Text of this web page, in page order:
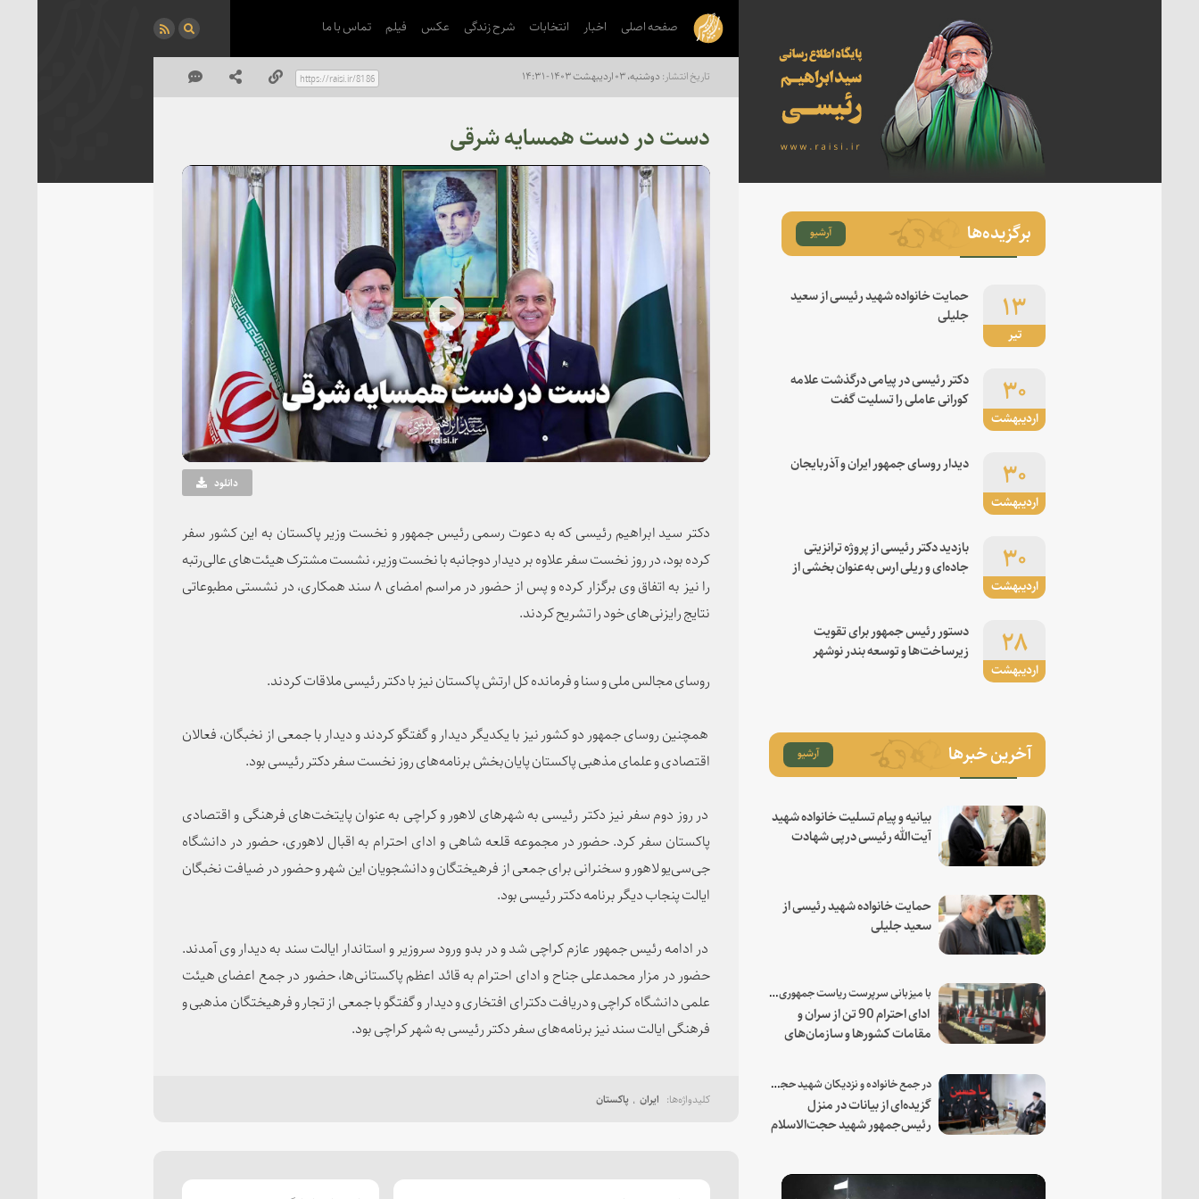
صفحه اصلی اخبار انتخابات شرح زندگی عکس فیلم تماس با ما
دوشنبه، ۰۳ اردیبهشت ۱۴۰۳ - ۱۴:۳۱
دست در دست همسایه شرقی
Play
Video
دانلود
دکتر سید ابراهیم رئیسی که به دعوت رسمی رئیس جمهور و نخست وزیر پاکستان به این کشور سفر
کرده بود، در روز نخست سفر علاوه بر دیدار دوجانبه با نخست وزیر، نشست مشترک هیئت‌های عالی‌رتبه
را نیز به اتفاق وی برگزار کرده و پس از حضور در مراسم امضای ۸ سند همکاری، در نشستی مطبوعاتی
نتایج رایزنی‌های خود را تشریح کردند.
روسای مجالس ملی و سنا و فرمانده کل ارتش پاکستان نیز با دکتر رئیسی ملاقات کردند.
همچنین روسای جمهور دو کشور نیز با یکدیگر دیدار و گفتگو کردند و دیدار با جمعی از نخبگان، فعالان
اقتصادی و علمای مذهبی پاکستان پایان‌بخش برنامه‌های روز نخست سفر دکتر رئیسی بود.
در روز دوم سفر نیز دکتر رئیسی به شهرهای لاهور و کراچی به عنوان پایتخت‌های فرهنگی و اقتصادی
پاکستان سفر کرد. حضور در مجموعه قلعه شاهی و ادای احترام به اقبال لاهوری، حضور در دانشگاه
جی‌سی‌یو لاهور و سخنرانی برای جمعی از فرهیختگان و دانشجویان این شهر و حضور در ضیافت نخبگان
ایالت پنجاب دیگر برنامه دکتر رئیسی بود.
در ادامه رئیس جمهور عازم کراچی شد و در بدو ورود سروزیر و استاندار ایالت سند به دیدار وی آمدند.
حضور در مزار محمدعلی جناح و ادای احترام به قائد اعظم پاکستانی‌ها، حضور در جمع اعضای هیئت
علمی دانشگاه کراچی و دریافت دکترای افتخاری و دیدار و گفتگو با جمعی از تجار و فرهیختگان مذهبی و
فرهنگی ایالت سند نیز برنامه‌های سفر دکتر رئیسی به شهر کراچی بود.
ایران پاکستان
برگزیده‌ها آرشیو
تیر
۱۳
حمایت خانواده شهید رئیسی از سعید
جلیلی
اردیبهشت
۳۰
دکتر رئیسی در پیامی درگذشت علامه
کورانی عاملی را تسلیت گفت
اردیبهشت
۳۰ دیدار روسای جمهور ایران و آذربایجان
اردیبهشت
۳۰
بازدید دکتر رئیسی از پروژه ترانزیتی
جاده‌ای و ریلی ارس به‌عنوان بخشی از
اردیبهشت
۲۸
دستور رئیس جمهور برای تقویت
زیرساخت‌ها و توسعه بندر نوشهر
آخرین خبرها آرشیو
بیانیه و پیام تسلیت خانواده شهید
آیت‌الله رئیسی درپی شهادت
حمایت خانواده شهید رئیسی از
سعید جلیلی
با میزبانی سرپرست ریاست جمهوری صورت گرفت؛
ادای احترام 90 تن از سران و
مقامات کشورها و سازمان‌های
در جمع خانواده و نزدیکان شهید حجت‌الاسلام‌والمسلمین رئیسی:
گزیده‌ای از بیانات در منزل
رئیس‌جمهور شهید حجت‌الاسلام